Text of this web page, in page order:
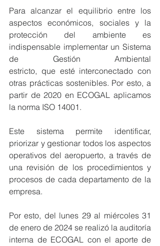
Para alcanzar el equilibrio entre los
aspectos económicos, sociales y la
protección del ambiente es
indispensable implementar un Sistema
de Gestión Ambiental
estricto, que esté interconectado con
otras prácticas sostenibles. Por esto, a
partir de 2020 en ECOGAL aplicamos
la norma ISO 14001.
Este sistema permite identificar,
priorizar y gestionar todos los aspectos
operativos del aeropuerto, a través de
una revisión de los procedimientos y
procesos de cada departamento de la
empresa.
Por esto, del lunes 29 al miércoles 31
de enero de 2024 se realizó la auditoría
interna de ECOGAL con el aporte de